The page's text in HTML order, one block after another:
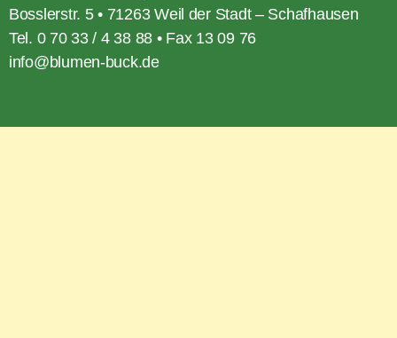
Bosslerstr. 5 • 71263 Weil der Stadt – Schafhausen
Tel. 0 70 33 / 4 38 88 • Fax 13 09 76
info@blumen-buck.de